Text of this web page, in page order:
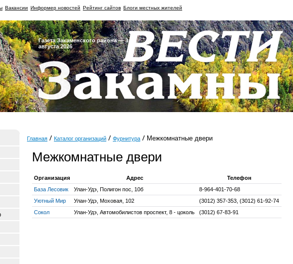
Вакансии Информер новостей Рейтинг сайтов Блоги местных жителей
Газета Закаменского района — 3
августа 2026
Главная Каталог организаций Фурнитура Межкомнатные двери
Межкомнатные двери
Организация Адрес
Телефон
База Лесовик
Улан-Удэ, Полигон пос, 10б
8-964-401-70-68
Уютный Мир
Улан-Удэ, Моховая, 102
(3012) 357-353, (3012) 61-92-74
Сокол
Улан-Удэ, Автомобилистов проспект, 8 - цоколь (3012) 67-83-91